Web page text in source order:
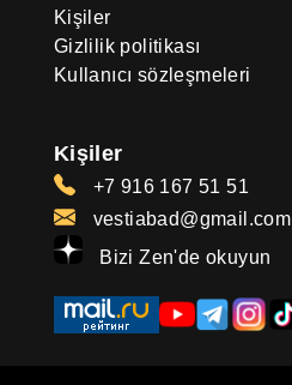
Kişiler
Gizlilik politikası
Kullanıcı sözleşmeleri
Kişiler
+7 916 167 51 51
vestiabad@gmail.com
Bizi Zen'de okuyun